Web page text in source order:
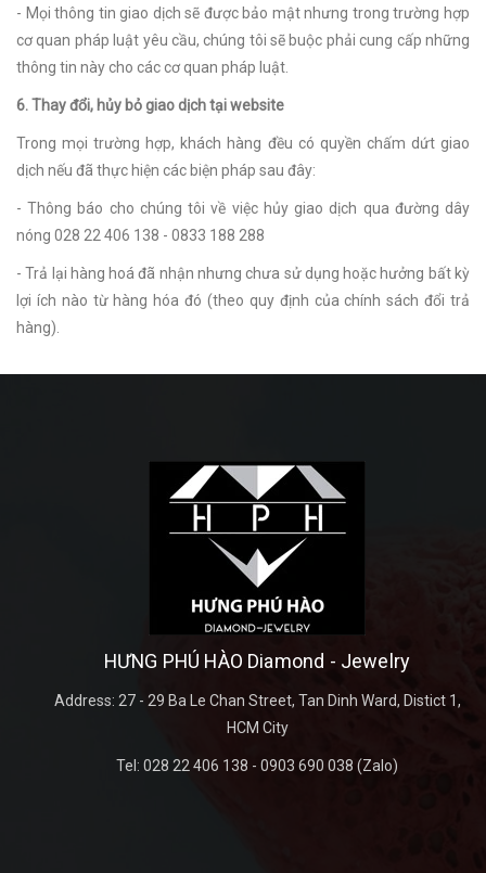
- Mọi thông tin giao dịch sẽ được bảo mật nhưng trong trường hợp
cơ quan pháp luật yêu cầu, chúng tôi sẽ buộc phải cung cấp những
thông tin này cho các cơ quan pháp luật.
6. Thay đổi, hủy bỏ giao dịch tại website
Trong mọi trường hợp, khách hàng đều có quyền chấm dứt giao
dịch nếu đã thực hiện các biện pháp sau đây:
- Thông báo cho chúng tôi về việc hủy giao dịch qua đường dây
nóng 028 22 406 138 - 0833 188 288
- Trả lại hàng hoá đã nhận nhưng chưa sử dụng hoặc hưởng bất kỳ
lợi ích nào từ hàng hóa đó (theo quy định của chính sách đổi trả
hàng).
HƯNG PHÚ HÀO Diamond - Jewelry
Address: 27 - 29 Ba Le Chan Street, Tan Dinh Ward, Distict 1,
HCM City
Tel: 028 22 406 138 - 0903 690 038 (Zalo)